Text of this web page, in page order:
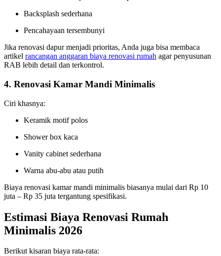
Backsplash sederhana
Pencahayaan tersembunyi
Jika renovasi dapur menjadi prioritas, Anda juga bisa membaca
artikel rancangan anggaran biaya renovasi rumah agar penyusunan
RAB lebih detail dan terkontrol.
4. Renovasi Kamar Mandi Minimalis
Ciri khasnya:
Keramik motif polos
Shower box kaca
Vanity cabinet sederhana
Warna abu-abu atau putih
Biaya renovasi kamar mandi minimalis biasanya mulai dari Rp 10
juta – Rp 35 juta tergantung spesifikasi.
Estimasi Biaya Renovasi Rumah
Minimalis 2026
Berikut kisaran biaya rata-rata: